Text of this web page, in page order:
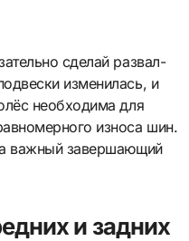
сделай развал-
изменилась, и
необходима для
износа шин.
важный завершающий
и задних